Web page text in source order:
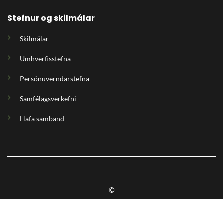
Stefnur og skilmálar
Skilmálar
Umhverfisstefna
Persónuverndarstefna
Samfélagsverkefni
Hafa samband
©